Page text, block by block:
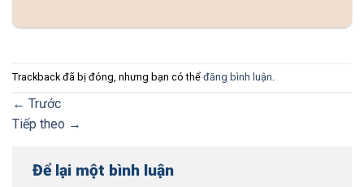
Trackback đã bị đóng, nhưng bạn có thể đăng bình luận
← Trước
Tiếp theo →
Để lại một bình luận